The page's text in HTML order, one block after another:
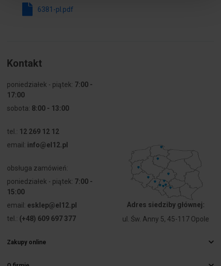
6381-pl.pdf
Kontakt
poniedziałek - piątek: 7:00 -
17:00
sobota: 8:00 - 13:00
tel.: 12 269 12 12
email: info@el12.pl
obsługa zamówień:
poniedziałek - piątek: 7:00 -
15:00
email: esklep@el12.pl
tel.: (+48) 609 697 377
Adres siedziby głównej:
ul. Św. Anny 5, 45-117 Opole
Zakupy online